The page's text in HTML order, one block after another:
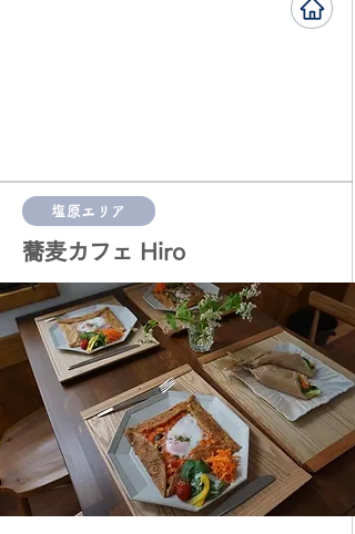
塩原エリア
蕎麦カフェ Hiro